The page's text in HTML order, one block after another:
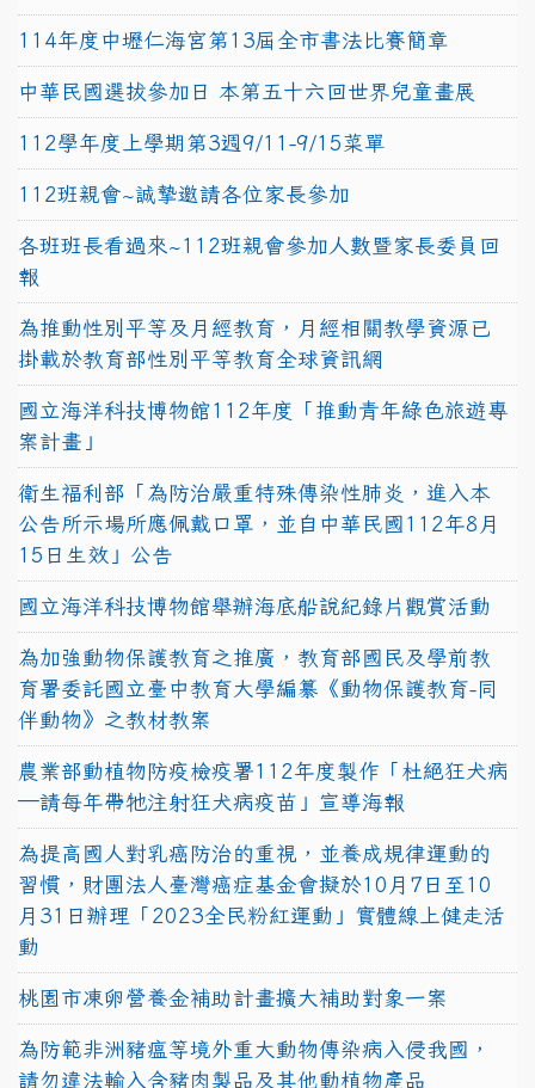
114年度中壢仁海宮第13屆全市書法比賽簡章
中華民國選拔參加日 本第五十六回世界兒童畫展
112學年度上學期第3週9/11-9/15菜單
112班親會~誠摯邀請各位家長參加
各班班長看過來~112班親會參加人數暨家長委員回
報
為推動性別平等及月經教育，月經相關教學資源已
掛載於教育部性別平等教育全球資訊網
國立海洋科技博物館112年度「推動青年綠色旅遊專
案計畫」
衛生福利部「為防治嚴重特殊傳染性肺炎，進入本
公告所示場所應佩戴口罩，並自中華民國112年8月
15日生效」公告
國立海洋科技博物館舉辦海底船說紀錄片觀賞活動
為加強動物保護教育之推廣，教育部國民及學前教
育署委託國立臺中教育大學編纂《動物保護教育-同
伴動物》之教材教案
農業部動植物防疫檢疫署112年度製作「杜絕狂犬病
—請每年帶牠注射狂犬病疫苗」宣導海報
為提高國人對乳癌防治的重視，並養成規律運動的
習慣，財團法人臺灣癌症基金會擬於10月7日至10
月31日辦理「2023全民粉紅運動」實體線上健走活
動
桃園市凍卵營養金補助計畫擴大補助對象一案
為防範非洲豬瘟等境外重大動物傳染病入侵我國，
請勿違法輸入含豬肉製品及其他動植物產品